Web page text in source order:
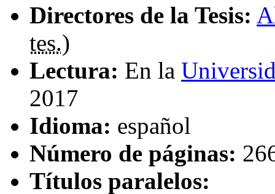
Directores de la Tesis:
tes.)
Lectura: En la
2017
Idioma: español
Número de páginas:
Títulos paralelos: